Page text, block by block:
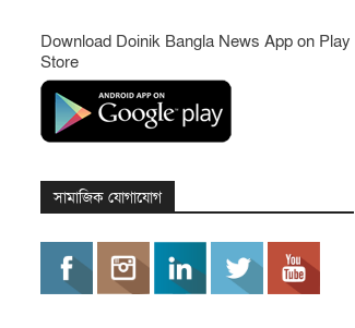
Download Doinik Bangla News App on Play
Store
সামাজিক যোগাযোগ